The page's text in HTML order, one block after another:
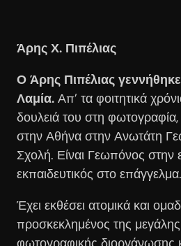
Άρης Χ. Πιπέλιας
Ο Άρης Πιπέλιας γεννήθηκε
Λαμία. Απ’ τα φοιτητικά
δουλειά του στη
στην Αθήνα στην Ανωτάτη
Σχολή. Είναι Γεωπόνος στην
εκπαιδευτικός στο επάγγελμα.
Έχει εκθέσει ατομικά και
προσκεκλημένος της